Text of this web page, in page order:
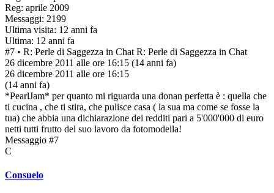
Reg: aprile 2009
Messaggi: 2199
Ultima visita: 12 anni fa
Ultima: 12 anni fa
#7 • R: Perle di Saggezza in Chat R: Perle di Saggezza in Chat
26 dicembre 2011 alle ore 16:15 (14 anni fa)
26 dicembre 2011 alle ore 16:15
(14 anni fa)
*PearlJam* per quanto mi riguarda una donan perfetta è : quella che
ti cucina , che ti stira, che pulisce casa ( la sua ma come se fosse la
tua) che abbia una dichiarazione dei redditi pari a 5'000'000 di euro
netti tutti frutto del suo lavoro da fotomodella!
Messaggio #7
C
Consuelo